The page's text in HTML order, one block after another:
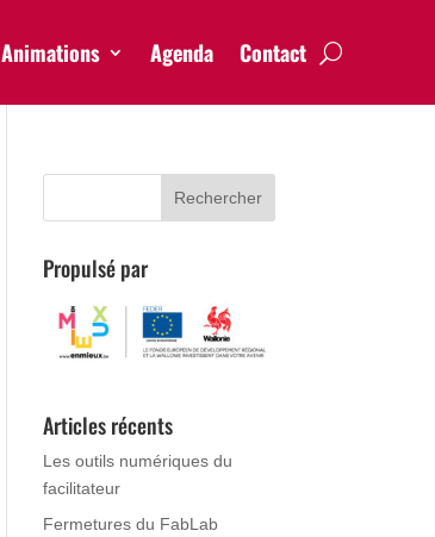
Animations Agenda Contact
Propulsé par
Articles récents
Les outils numériques du
facilitateur
Fermetures du FabLab